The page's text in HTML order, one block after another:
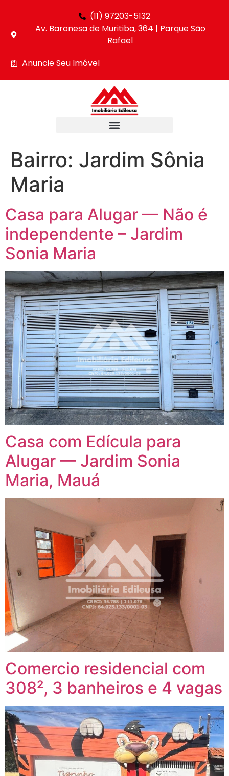
(11) 97203-5132
Av. Baronesa de Muritiba, 364 | Parque São
Rafael
Anuncie Seu Imóvel
Bairro: Jardim Sônia
Maria
Casa para Alugar — Não é
independente – Jardim
Sonia Maria
Casa com Edícula para
Alugar — Jardim Sonia
Maria, Mauá
Comercio residencial com
308², 3 banheiros e 4 vagas